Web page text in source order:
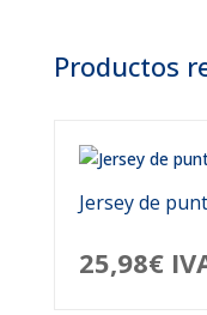
Productos
Jersey de
25,98€